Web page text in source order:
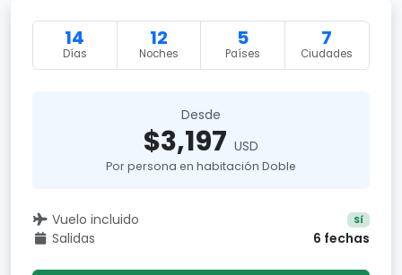
14
Días
12
Noches
5
Países
7
Ciudades
Desde
$3,197 USD
Por persona en habitación Doble
Vuelo incluido Sí
Salidas 6 fechas